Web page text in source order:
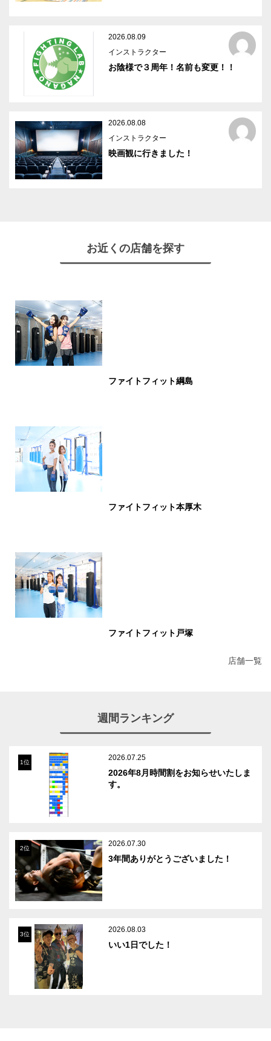
2026.08.09
インストラクター
お陰様で３周年！名前も変更！！
2026.08.08
インストラクター
映画観に行きました！
お近くの店舗を探す
ファイトフィット綱島
ファイトフィット本厚木
ファイトフィット戸塚
店舗一覧
週間ランキング
1位
2026.07.25
2026年8月時間割をお知らせいたしま
す。
2位
2026.07.30
3年間ありがとうございました！
3位
2026.08.03
いい1日でした！